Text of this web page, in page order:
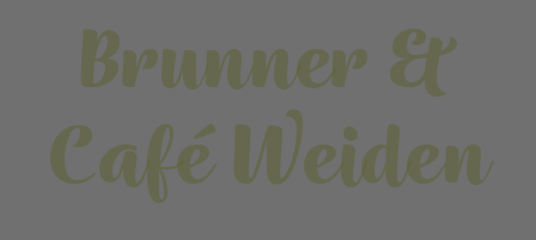
Brunner &
Café Weiden